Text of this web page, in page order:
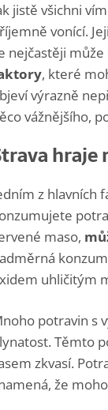
jistě všichni
vonící.
nejčastěji může
, které
výrazně
vážnějšího,
hraje
z hlavních
maso,
uhličitým
potravin s
Těmto
zkvasí.
že